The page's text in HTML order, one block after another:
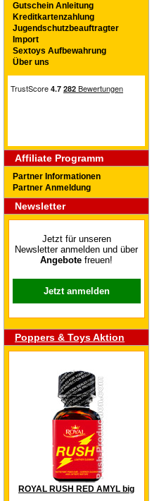
Gutschein Anleitung
Kreditkartenzahlung
Jugendschutzbeauftragter
Import
Sextoys Aufbewahrung
Über uns
Affiliate Programm
Partner Informationen
Partner Anmeldung
Newsletter
Jetzt für unseren
Newsletter anmelden und über
Angebote freuen!
Jetzt anmelden
Poppers & Toys Aktion
ROYAL RUSH RED AMYL big